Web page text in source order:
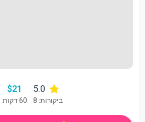
5.0
ביקורות: 8
21
$
60 דקות